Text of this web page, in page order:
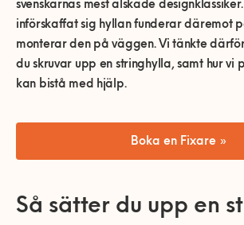
Utomhusinstallationer
Vanliga frågor
Var finns vi?
Fakta om RUT- och ROT-avdraget
Våra partners
Våra Fixare
Bolag med faktura
0770-220 720
svenskarnas mest älskade
införskaffat sig hyllan funderar däremot
monterar den på väggen. Vi tänkte
du skruvar upp en stringhylla, samt hur vi
kan bistå med hjälp.
Boka en Fixare »
Så sätter du upp en